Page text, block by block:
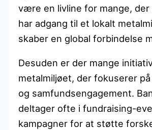
være en livline for mange, der
har adgang til et lokalt
skaber en global forbindelse
Desuden er der mange
metalmiljøet, der fokuserer
og samfundsengagement.
deltager ofte i fundraising-
kampagner for at støtte